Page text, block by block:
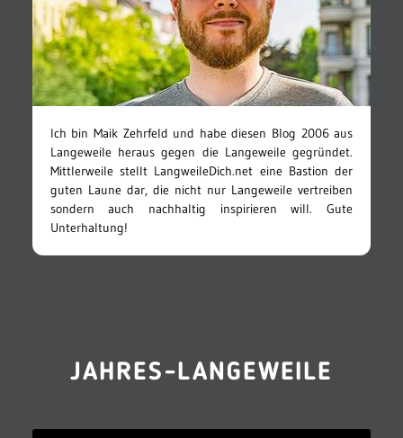
Ich bin Maik Zehrfeld und habe diesen Blog 2006 aus
Langeweile heraus gegen die Langeweile gegründet.
Mittlerweile stellt LangweileDich.net eine Bastion der
guten Laune dar, die nicht nur Langeweile vertreiben
sondern auch nachhaltig inspirieren will. Gute
Unterhaltung!
JAHRES-LANGEWEILE